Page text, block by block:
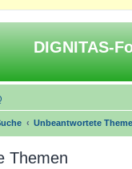
DIGNITAS-
Unbeantwortete
Themen